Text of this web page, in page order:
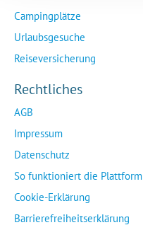
Campingplätze
Urlaubsgesuche
Reiseversicherung
Rechtliches
AGB
Impressum
Datenschutz
So funktioniert die Plattform
Cookie-Erklärung
Barrierefreiheitserklärung